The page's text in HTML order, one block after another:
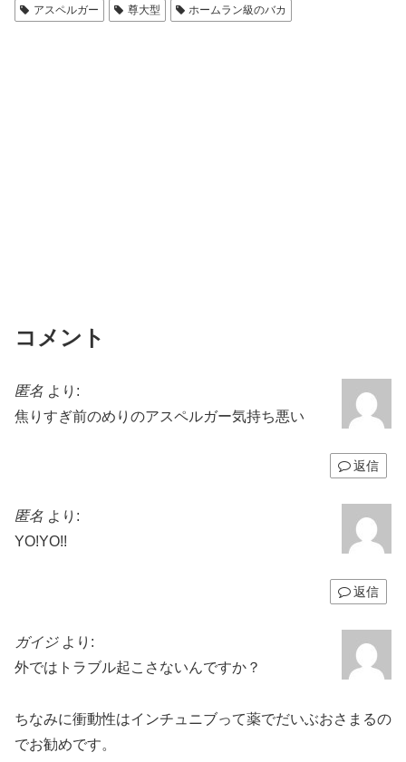
b
アスペルガー 尊大型 ホームラン級のバカ
コメント
匿名 より:
焦りすぎ前のめりのアスペルガー気持ち悪い
返信
匿名 より:
YO!YO!!
返信
ガイジ より:
外ではトラブル起こさないんですか？
ちなみに衝動性はインチュニブって薬でだいぶおさまるの
でお勧めです。